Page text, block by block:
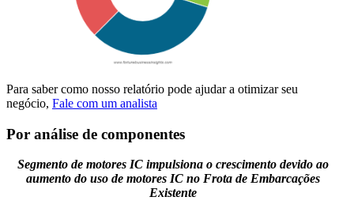
Para saber como nosso relatório pode ajudar a otimizar seu
negócio, Fale com um analista
Por análise de componentes
Segmento de motores IC impulsiona o crescimento devido ao
aumento do uso de motores IC no Frota de Embarcações
Existente